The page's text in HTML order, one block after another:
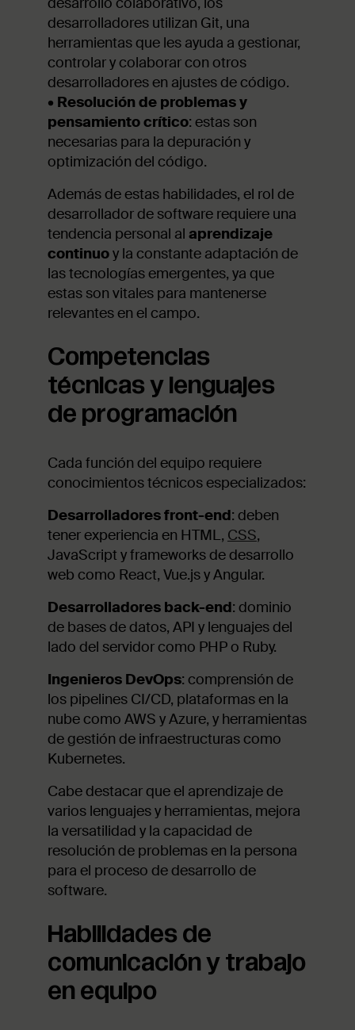
desarrolladores utilizan Git, una
herramientas que les ayuda a gestionar,
controlar y colaborar con otros
desarrolladores en ajustes de código.
• Resolución de problemas y
pensamiento crítico: estas son
necesarias para la depuración y
optimización del código.
Además de estas habilidades, el rol de
desarrollador de software requiere una
tendencia personal al aprendizaje
continuoy la constante adaptación de
las tecnologías emergentes, ya que
estas son vitales para mantenerse
relevantes en el campo.
Competencias
técnicas y lenguajes
de programación
Cada función del equipo requiere
conocimientos técnicos especializados:
Desarrolladores front-end: deben
tener experiencia en HTML, CSS,
JavaScript y frameworks de desarrollo
web como React, Vue.js y Angular.
Desarrolladores back-end: dominio
de bases de datos, API y lenguajes del
lado del servidor como PHP o Ruby.
Ingenieros DevOps: comprensión de
los pipelines CI/CD, plataformas en la
nube como AWS y Azure, y herramientas
de gestión de infraestructuras como
Kubernetes.
Cabe destacar que el aprendizaje de
varios lenguajes y herramientas, mejora
la versatilidad y la capacidad de
resolución de problemas en la persona
para el proceso de desarrollo de
software.
Habilidades de
comunicación y trabajo
en equipo